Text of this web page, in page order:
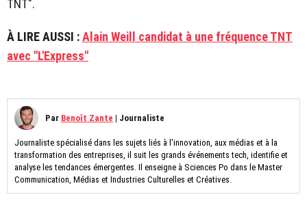
TNT".
À LIRE AUSSI :Alain Weill candidat à une fréquence TNT
avec "L'Express"
Par Benoît Zante | Journaliste
Journaliste spécialisé dans les sujets liés à l'innovation, aux médias et à la
transformation des entreprises, il suit les grands événements tech, identifie et
analyse les tendances émergentes. Il enseigne à Sciences Po dans le Master
Communication, Médias et Industries Culturelles et Créatives.